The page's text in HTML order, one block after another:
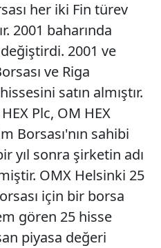
her iki Fin türev
2001 baharında
2001 ve
ve Riga
satın almıştır.
Plc, OM HEX
Borsası'nın sahibi
yıl sonra şirketin adı
OMX Helsinki 25
için bir borsa
gören 25 hisse
piyasa değeri